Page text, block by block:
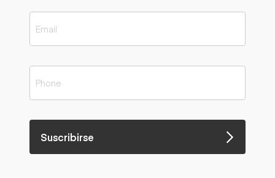
Suscribirse